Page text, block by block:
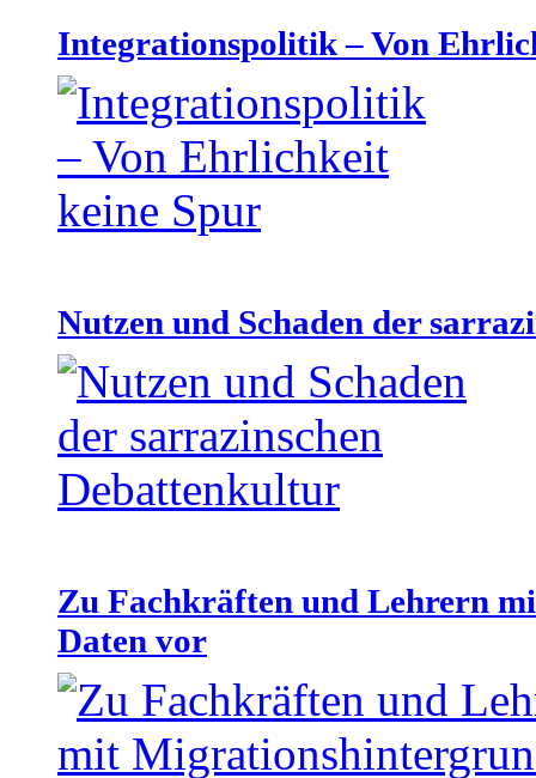
Integrationspolitik – Von
Nutzen und Schaden der
Zu Fachkräften und Lehrern
Daten vor